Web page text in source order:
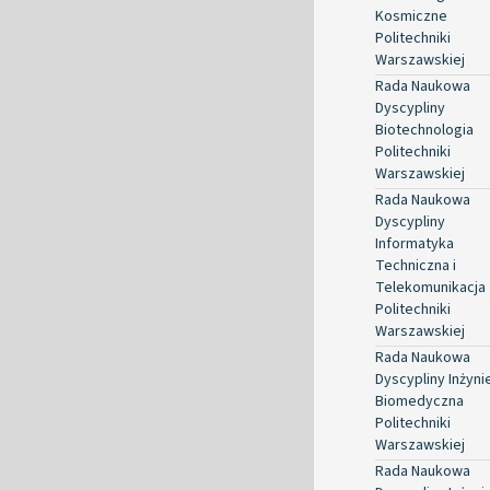
Kosmiczne
Politechniki
Warszawskiej
Rada Naukowa
Dyscypliny
Biotechnologia
Politechniki
Warszawskiej
Rada Naukowa
Dyscypliny
Informatyka
Techniczna i
Telekomunikacja
Politechniki
Warszawskiej
Rada Naukowa
Dyscypliny
Biomedyczna
Politechniki
Warszawskiej
Rada Naukowa